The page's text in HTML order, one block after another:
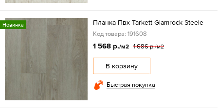
Новинка Планка Пвх Tarkett Glamrock Steele
Код товара: 191608
1 568 р./м2 1 686 р./м2
В корзину
Быстрая покупка